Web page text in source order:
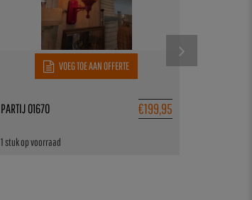
VOEG TOE AAN OFFERTE
€199,95
1 stuk op voorraad
PARTIJ 01670